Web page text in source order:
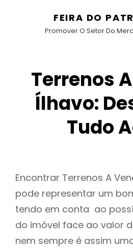
FEIRA DO
Promover O Setor Do
Terrenos
Ílhavo:
Tudo
Encontrar Terrenos A
pode representar um
tendo em conta ao
do imóvel face ao valor
nem sempre é assim